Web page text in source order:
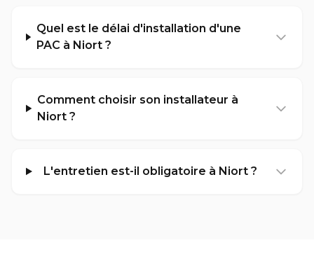
Quel est le délai d'installation d'une
PAC à Niort ?
Comment choisir son installateur à
Niort ?
L'entretien est-il obligatoire à Niort ?